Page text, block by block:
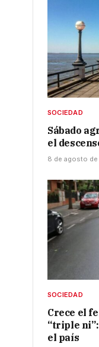
SOCIEDAD
Sábado
el
8 de agosto
SOCIEDAD
Crece el
“triple
el país